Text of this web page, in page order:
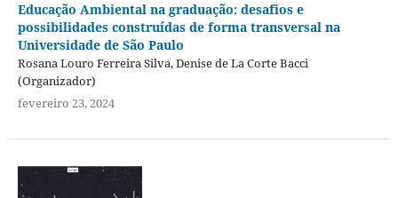
Educação Ambiental na graduação: desafios e
possibilidades construídas de forma transversal na
Universidade de São Paulo
Rosana Louro Ferreira Silva, Denise de La Corte Bacci
(Organizador)
fevereiro 23, 2024